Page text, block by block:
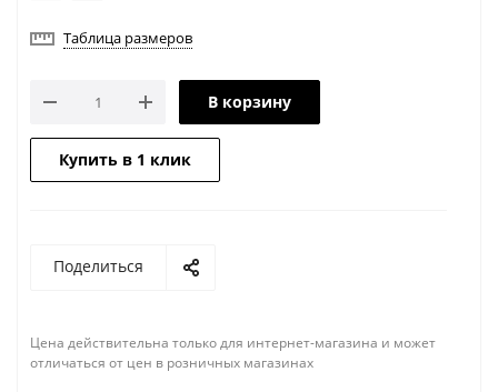
Таблица размеров
В корзину
Купить в 1 клик
Поделиться
Цена действительна только для интернет-магазина и может
отличаться от цен в розничных магазинах